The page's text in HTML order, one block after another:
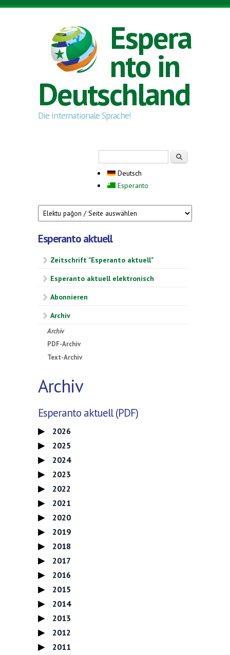
Direkt zum Inhalt
Espera
nto in
Deutschland
Die internationale Sprache!
Deutsch
Esperanto
Esperanto aktuell
Zeitschrift "Esperanto aktuell"
Esperanto aktuell elektronisch
Abonnieren
Archiv
Archiv
PDF-Archiv
Text-Archiv
Archiv
Esperanto aktuell (PDF)
2026
2025
2024
2023
2022
2021
2020
2019
2018
2017
2016
2015
2014
2013
2012
2011